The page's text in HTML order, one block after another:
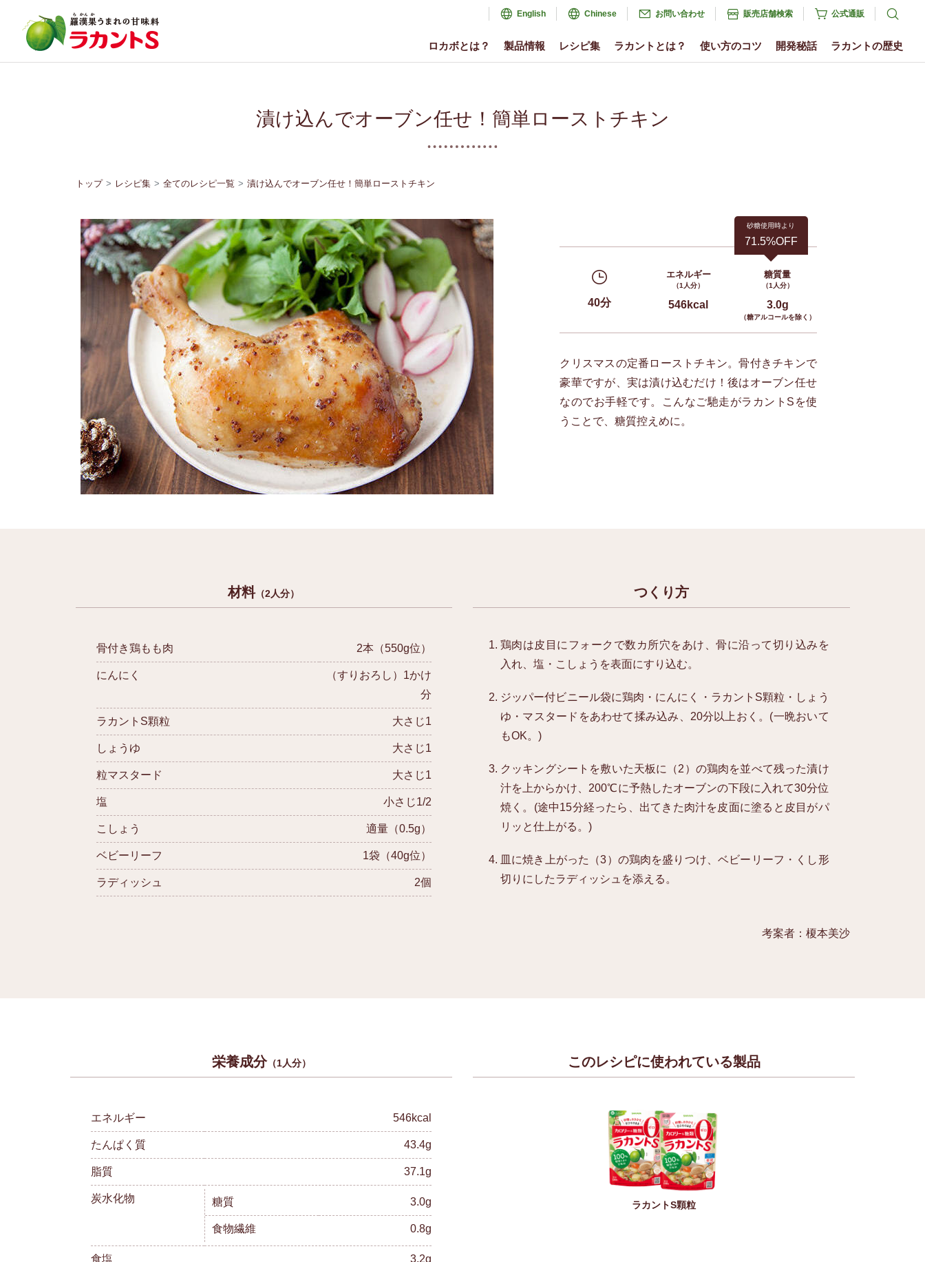
ロカボとは？ 製品情報 レシピ集 ラカントとは？ 使い方のコツ 開発秘話 ラカントの歴史
English Chinese お問い合わせ 販売店舗検索 公式通販
漬け込んでオーブン任せ！簡単ローストチキン
トップ レシピ集 全てのレシピ一覧 漬け込んでオーブン任せ！簡単ローストチキン
砂糖使用時より
71.5%OFF
40分
エネルギー
（1人分）
546kcal
糖質量
（1人分）
3.0g
（糖アルコールを除く）
クリスマスの定番ローストチキン。骨付きチキンで
豪華ですが、実は漬け込むだけ！後はオーブン任せ
なのでお手軽です。こんなご馳走がラカントSを使
うことで、糖質控えめに。
材料（2人分）
骨付き鶏もも肉 2本（550g位）
にんにく
（すりおろし）1かけ
分
ラカントS顆粒 大さじ1
しょうゆ 大さじ1
粒マスタード 大さじ1
塩 小さじ1/2
こしょう 適量（0.5g）
ベビーリーフ 1袋（40g位）
ラディッシュ 2個
つくり方
鶏肉は皮目にフォークで数カ所穴をあけ、骨に沿って切り込みを
入れ、塩・こしょうを表面にすり込む。
ジッパー付ビニール袋に鶏肉・にんにく・ラカントS顆粒・しょう
ゆ・マスタードをあわせて揉み込み、20分以上おく。(一晩おいて
もOK。)
クッキングシートを敷いた天板に（2）の鶏肉を並べて残った漬け
汁を上からかけ、200℃に予熱したオーブンの下段に入れて30分位
焼く。(途中15分経ったら、出てきた肉汁を皮面に塗ると皮目がパ
リッと仕上がる。)
皿に焼き上がった（3）の鶏肉を盛りつけ、ベビーリーフ・くし形
切りにしたラディッシュを添える。
考案者：榎本美沙
栄養成分（1人分）
エネルギー 546kcal
たんぱく質 43.4g
脂質 37.1g
炭水化物 糖質 3.0g
食物繊維 0.8g
食塩 3.2g
このレシピに使われている製品
ラカントS顆粒